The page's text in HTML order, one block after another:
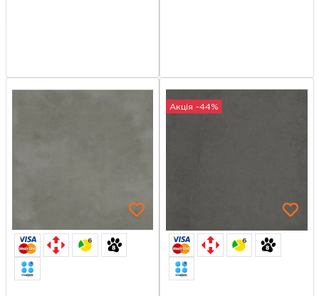
6
Акція -44%
6